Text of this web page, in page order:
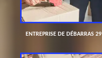
ENTREPRISE DE DÉBARRAS 29